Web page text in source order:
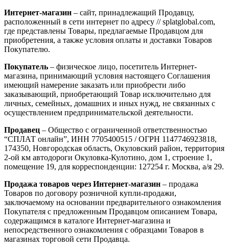
Интернет-магазин – сайт, принадлежащий Продавцу,
расположенный в сети интернет по адресу // splatglobal.com,
где представлены Товары, предлагаемые Продавцом для
приобретения, а также условия оплаты и доставки Товаров
Покупателю.
Покупатель – физическое лицо, посетитель Интернет-
магазина, принимающий условия настоящего Соглашения
имеющий намерение заказать или приобрести либо
заказывающий, приобретающий Товар исключительно для
личных, семейных, домашних и иных нужд, не связанных с
осуществлением предпринимательской деятельности.
Продавец – Общество с ограниченной ответственностью
“СПЛАТ онлайн”, ИНН 7705400515 / ОГРН 1147746923818,
174350, Новгородская область, Окуловский район, территория
2-ой км автодороги Окуловка-Кулотино, дом 1, строение 1,
помещение 19, для корреспонденции: 127254 г. Москва, а/я 29.
Продажа товаров через Интернет-магазин – продажа
Товаров по договору розничной купли-продажи,
заключаемому на основании предварительного ознакомления
Покупателя с предложенным Продавцом описанием Товара,
содержащимся в каталоге Интернет-магазина и
непосредственного ознакомления с образцами Товаров в
магазинах торговой сети Продавца.